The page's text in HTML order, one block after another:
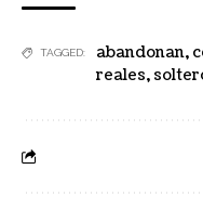
TAGGED: abandonan,
reales,